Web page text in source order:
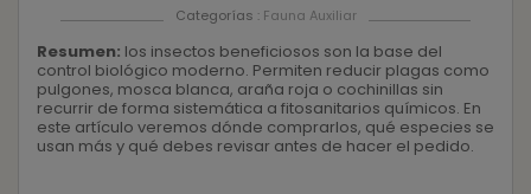
Categorías : Fauna Auxiliar
Resumen: los insectos beneficiosos son la base del
control biológico moderno. Permiten reducir plagas como
pulgones, mosca blanca, araña roja o cochinillas sin
recurrir de forma sistemática a fitosanitarios químicos. En
este artículo veremos dónde comprarlos, qué especies se
usan más y qué debes revisar antes de hacer el pedido.